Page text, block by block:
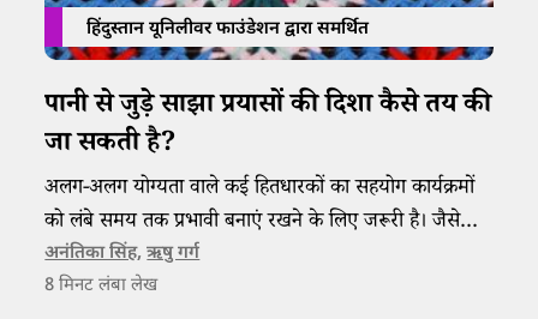
हिंदुस्तान यूनिलीवर फाउंडेशन द्वारा समर्थित
पानी से जुड़े साझा प्रयासों की दिशा कैसे तय की
जा सकती है?
अलग-अलग योग्यता वाले कई हितधारकों का सहयोग कार्यक्रमों
को लंबे समय तक प्रभावी बनाएं रखने के लिए जरूरी है। जैसे
एचयूएफ ने एक तरह का सहयोगात्मक संघ बनाया है। इसमें
भागीदार के तौर पर अंतर्राष्ट्रीय परियोजना ट्रस्ट केंद्र (सीआईपीटी)
अनंतिका सिंह,ऋषु गर्ग
8 मिनट लंबा लेख